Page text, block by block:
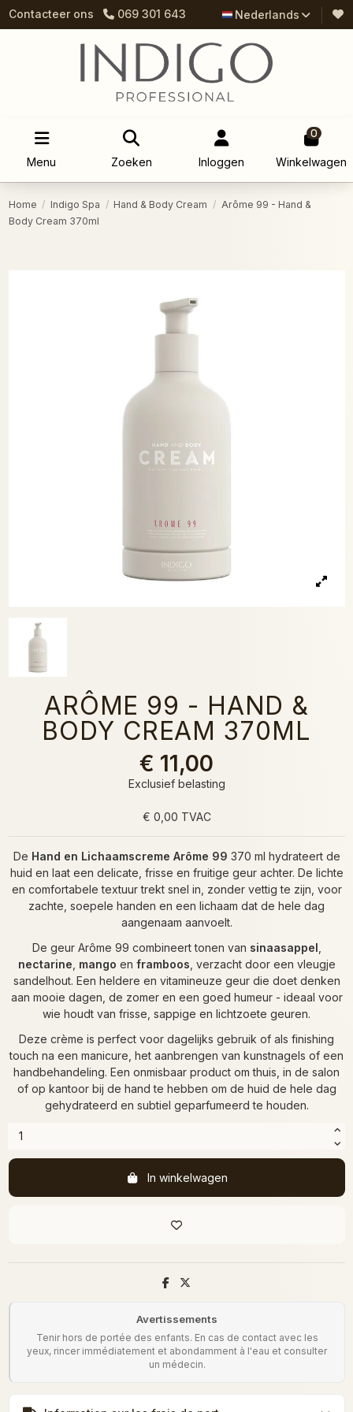
Contacteer ons 069 301 643 Nederlands
Menu Zoeken Inloggen
0
Winkelwagen
Home Indigo Spa Hand & Body Cream
Arôme 99 - Hand &
Body Cream 370ml
ARÔME 99 - HAND &
BODY CREAM 370ML
€ 11,00
Exclusief belasting
€ 0,00 TVAC
De Hand en Lichaamscreme Arôme 99 370 ml hydrateert de
huid en laat een delicate, frisse en fruitige geur achter. De lichte
en comfortabele textuur trekt snel in, zonder vettig te zijn, voor
zachte, soepele handen en een lichaam dat de hele dag
aangenaam aanvoelt.
De geur Arôme 99 combineert tonen van sinaasappel
nectarine mango en framboos , verzacht door een vleugje
sandelhout. Een heldere en vitamineuze geur die doet denken
aan mooie dagen, de zomer en een goed humeur - ideaal voor
wie houdt van frisse, sappige en lichtzoete geuren.
Deze crème is perfect voor dagelijks gebruik of als finishing
touch na een manicure, het aanbrengen van kunstnagels of een
handbehandeling. Een onmisbaar product om thuis, in de salon
of op kantoor bij de hand te hebben om de huid de hele dag
gehydrateerd en subtiel geparfumeerd te houden.
In winkelwagen
Avertissements
Tenir hors de portée des enfants. En cas de contact avec les
yeux, rincer immédiatement et abondamment à l'eau et consulter
un médecin.